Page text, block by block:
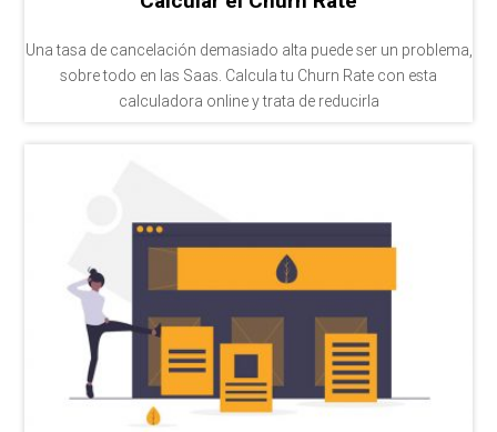
Una tasa de cancelación demasiado alta puede ser un problema,
sobre todo en las Saas. Calcula tu Churn Rate con esta
calculadora online y trata de reducirla